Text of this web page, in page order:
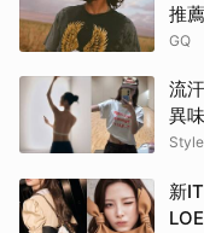
推
全
GQ
流
異
臭
新